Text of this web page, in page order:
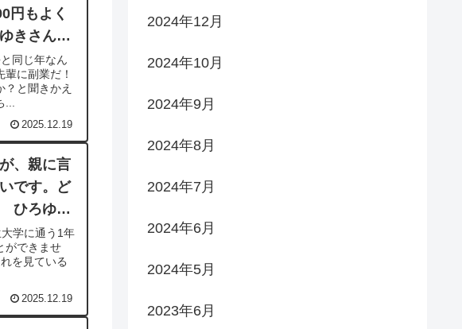
円もよく
きさん、
同じ年なん
に副業だ！
と聞きかえ
2025.12.19
、親に言
です。ど
ひろゆき
学に通う1年
ができませ
を見ている
2025.12.19
2024年12月
2024年10月
2024年9月
2024年8月
2024年7月
2024年6月
2024年5月
2023年6月